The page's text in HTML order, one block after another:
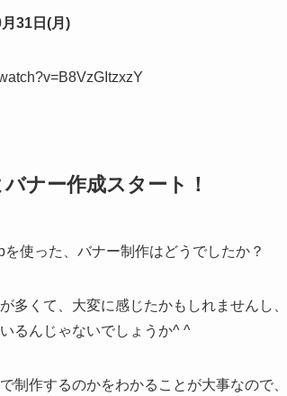
31日(月)
ナー作成スタート！
使った、バナー制作はどうでしたか？
多くて、大変に感じたかもしれませんし、
いるんじゃないでしょうか^ ^
制作するのかをわかることが大事なので、